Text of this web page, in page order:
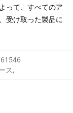
って、すべてのア
受け取った製品に
ス,